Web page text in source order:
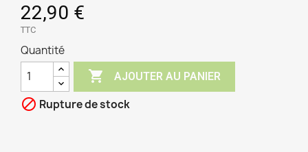
22,90 €
TTC
Quantité
 AJOUTER AU PANIER
 Rupture de stock